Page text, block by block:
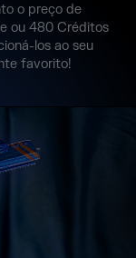
o preço de
ou 480 Créditos
los ao seu
favorito!